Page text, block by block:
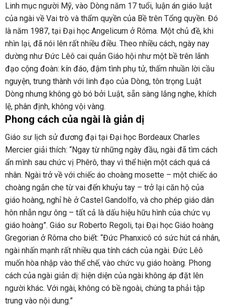
Linh mục người Mỹ, vào Dòng năm 17 tuổi, luận án giáo luật
của ngài về Vai trò và thẩm quyền của Bề trên Tổng quyền. Đó
là năm 1987, tại Đại học Angelicum ở Rôma. Một chủ đề, khi
nhìn lại, đã nói lên rất nhiều điều. Theo nhiều cách, ngày nay
dường như Đức Lêô cai quản Giáo hội như một bề trên lãnh
đạo cộng đoàn: kín đáo, đậm tình phụ tử, thấm nhuần lời cầu
nguyện, trung thành với linh đạo của Dòng, tôn trọng Luật
Dòng nhưng không gò bó bởi Luật, sẵn sàng lắng nghe, khích
lệ, phân định, không vội vàng.
Phong cách của ngài là giản dị
Giáo sư lịch sử đương đại tại Đại học Bordeaux Charles
Mercier giải thích: “Ngay từ những ngày đầu, ngài đã tìm cách
ẩn mình sau chức vị Phêrô, thay vì thể hiện một cách quá cá
nhân. Ngài trở về với chiếc áo choàng mosette – một chiếc áo
choàng ngắn che từ vai đến khuỷu tay – trở lại căn hộ của
giáo hoàng, nghỉ hè ở Castel Gandolfo, và cho phép giáo dân
hôn nhẫn ngư ông – tất cả là dấu hiệu hữu hình của chức vụ
giáo hoàng”. Giáo sư Roberto Regoli, tại Đại học Giáo hoàng
Gregorian ở Rôma cho biết: “Đức Phanxicô có sức hút cá nhân,
ngài nhấn mạnh rất nhiều qua tính cách của ngài. Đức Lêô
muốn hòa nhập vào thể chế, vào chức vụ giáo hoàng. Phong
cách của ngài giản dị: hiện diện của ngài không áp đặt lên
người khác. Với ngài, không có bề ngoài, chúng ta phải tập
trung vào nội dung.”